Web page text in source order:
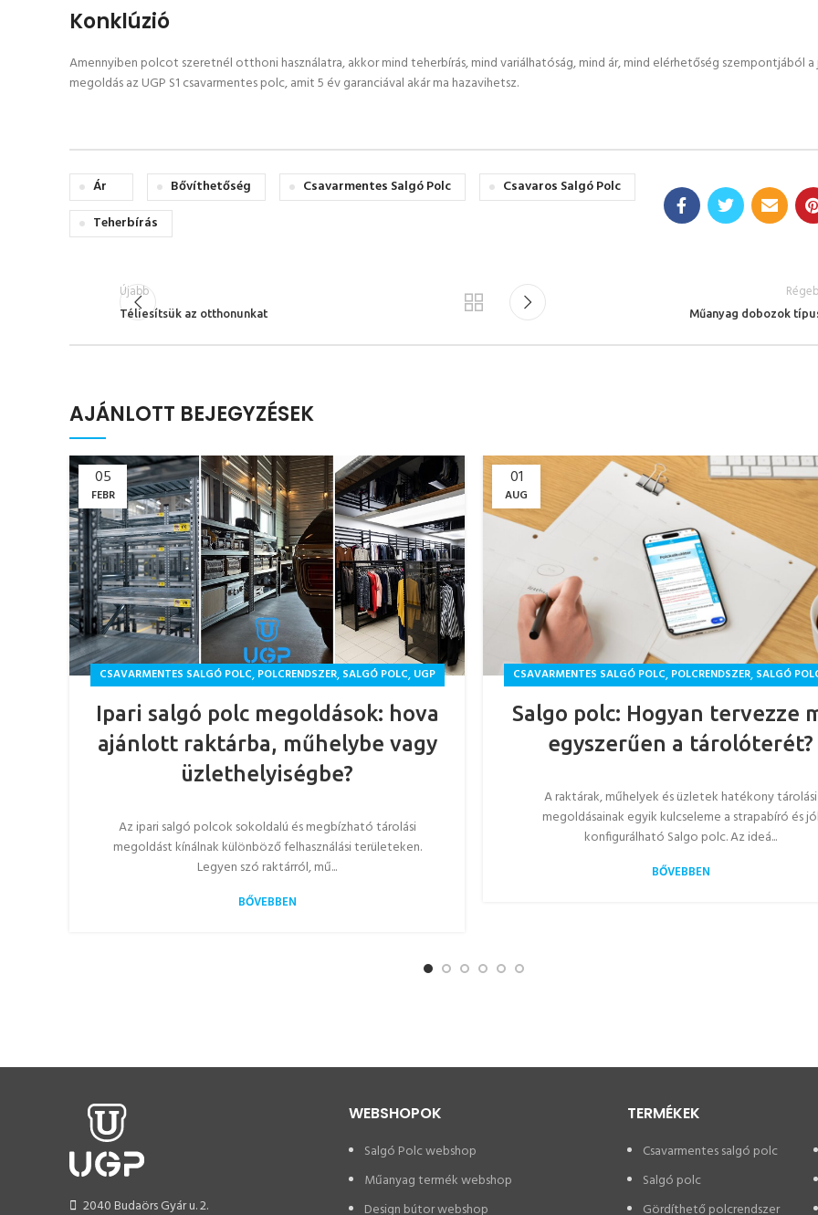
Konklúzió
Amennyiben polcot szeretnél otthoni használatra, akkor mind teherbírás, mind variálhatóság, mind ár, mind elérhetőség szempontjából
megoldás az UGP S1 csavarmentes polc, amit 5 év garanciával akár ma hazavihetsz.
Ár Bővíthetőség Csavarmentes Salgó Polc
Csavaros Salgó Polc
Teherbírás
Újabb
Téliesítsük az otthonunkat Műanyag dobozok
AJÁNLOTT BEJEGYZÉSEK
05
FEBR
CSAVARMENTES SALGÓ POLC, POLCRENDSZER, SALGÓ POLC, UGP
Ipari salgó polc megoldások: hova
ajánlott raktárba, műhelybe vagy
üzlethelyiségbe?
Az ipari salgó polcok sokoldalú és megbízható tárolási
megoldást kínálnak különböző felhasználási területeken.
Legyen szó raktárról, mű...
BŐVEBBEN
01
AUG
CSAVARMENTES SALGÓ POLC, POLCRENDSZER, SALGÓ
Salgo polc: Hogyan tervezze
egyszerűen a tárolóterét?
A raktárak, műhelyek és üzletek hatékony tárolási
megoldásainak egyik kulcseleme a strapabíró és jól
konfigurálható Salgo polc. Az ideá...
BŐVEBBEN
2040 Budaörs Gyár u. 2.
WEBSHOPOK
Salgó Polc webshop
Műanyag termék webshop
Design bútor webshop
TERMÉKEK
Csavarmentes salgó polc
Salgó polc
Gördíthető polcrendszer